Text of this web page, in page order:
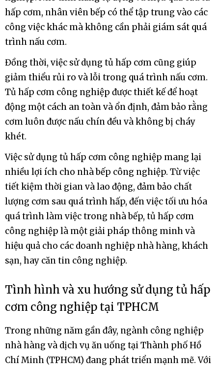
hấp cơm, nhân viên bếp có thể tập trung vào các
công việc khác mà không cần phải giám sát quá
trình nấu cơm.
Đồng thời, việc sử dụng tủ hấp cơm cũng giúp
giảm thiểu rủi ro và lỗi trong quá trình nấu cơm.
Tủ hấp cơm công nghiệp được thiết kế để hoạt
động một cách an toàn và ổn định, đảm bảo rằng
cơm luôn được nấu chín đều và không bị cháy
khét.
Việc sử dụng tủ hấp cơm công nghiệp mang lại
nhiều lợi ích cho nhà bếp công nghiệp. Từ việc
tiết kiệm thời gian và lao động, đảm bảo chất
lượng cơm sau quá trình hấp, đến việc tối ưu hóa
quá trình làm việc trong nhà bếp, tủ hấp cơm
công nghiệp là một giải pháp thông minh và
hiệu quả cho các doanh nghiệp nhà hàng, khách
sạn, hay căn tin công nghiệp.
Tình hình và xu hướng sử dụng tủ hấp
cơm công nghiệp tại TPHCM
Trong những năm gần đây, ngành công nghiệp
nhà hàng và dịch vụ ăn uống tại Thành phố Hồ
Chí Minh (TPHCM) đang phát triển mạnh mẽ. Với